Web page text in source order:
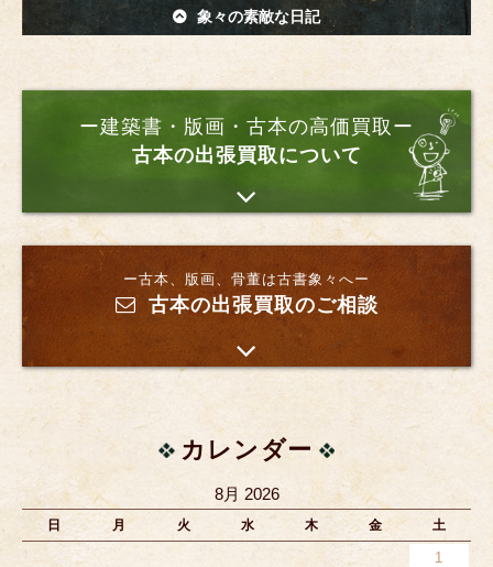
象々の素敵な日記
ー建築書・版画・古本の高価買取ー
古本の出張買取について
ー古本、版画、骨董は古書象々へー
古本の出張買取のご相談
カレンダー
8月 2026
日 月 火 水 木 金 土
1